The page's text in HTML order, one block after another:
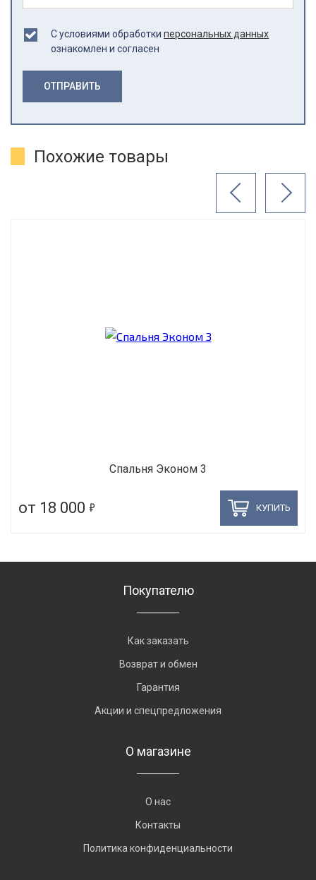
С условиями обработки персональных данных
ознакомлен и согласен
ОТПРАВИТЬ
Похожие товары
Спальня Эконом 3
от 18 000 5 КУПИТЬ
Покупателю
Как заказать
Возврат и обмен
Гарантия
Акции и спецпредложения
О магазине
О нас
Контакты
Политика конфиденциальности